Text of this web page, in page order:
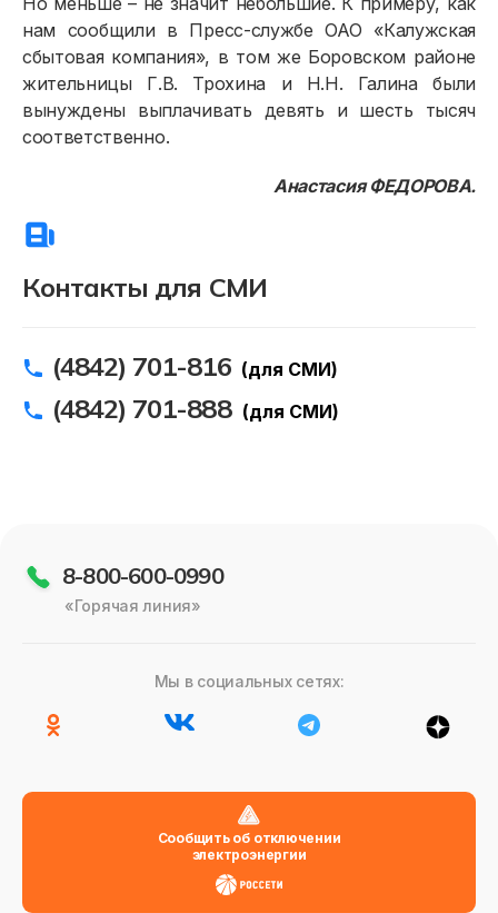
Контакты для СМИ
(4842) 701-816 (для СМИ)
(4842) 701-888 (для СМИ)
нам сообщили в Пресс-службе ОАО «Калужская
сбытовая компания», в том же Боровском районе
жительницы Г.В. Трохина и Н.Н. Галина были
вынуждены выплачивать девять и шесть тысяч
соответственно.
Анастасия ФЕДОРОВА.
8-800-600-0990
«Горячая линия»
Мы в социальных сетях:
Сообщить об отключении
электроэнергии